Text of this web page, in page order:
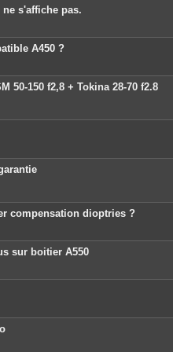
s'affiche pas.
A450 ?
50-150 f2,8 + Tokina 28-70 f2.8
compensation dioptries ?
sur boitier A550